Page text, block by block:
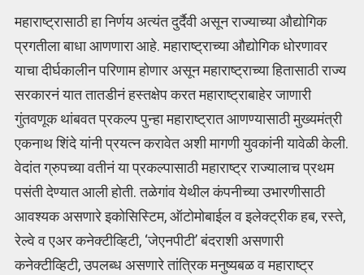
महाराष्ट्रासाठी हा निर्णय अत्यंत दुर्दैवी असून राज्याच्या औद्योगिक
प्रगतीला बाधा आणणारा आहे. महाराष्ट्राच्या औद्योगिक धोरणावर
याचा दीर्घकालीन परिणाम होणार असून महाराष्ट्राच्या हितासाठी राज्य
सरकारनं यात तातडीनं हस्तक्षेप करत महाराष्ट्राबाहेर जाणारी
गुंतवणूक थांबवत प्रकल्प पुन्हा महाराष्ट्रात आणण्यासाठी मुख्यमंत्री
एकनाथ शिंदे यांनी प्रयत्न करावेत अशी मागणी युवकांनी यावेळी केली.
वेदांत ग्रुपच्या वतीनं या प्रकल्पासाठी महाराष्ट्र राज्यालाच प्रथम
पसंती देण्यात आली होती. तळेगांव येथील कंपनीच्या उभारणीसाठी
आवश्यक असणारे इकोसिस्टिम, ऑटोमोबाईल व इलेक्ट्रीक हब, रस्ते,
रेल्वे व एअर कनेक्टीव्हिटी, ‘जेएनपीटी’ बंदराशी असणारी
कनेक्टीव्हिटी, उपलब्ध असणारे तांत्रिक मनुष्यबळ व महाराष्ट्र